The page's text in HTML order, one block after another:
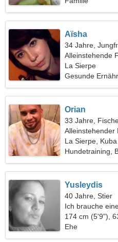
Aïsha
34 Jahre,
Alleinstehende
La Sierpe
Gesunde
Orian
33 Jahre,
Alleinstehender
La Sierpe, Kuba
Hundetraining,
Yusleydis
40 Jahre, Stier
Ich brauche
zusammen zu
174 cm (5'9"),
Ehe